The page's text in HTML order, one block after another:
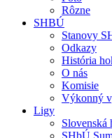
Rôzne
SHBÚ
Stanovy
Odkazy
História
O nás
Komisie
Výkonný
Ligy
Slovenská
SHbÚ